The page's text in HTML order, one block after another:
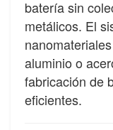
batería sin
metálicos. El
aluminio o
fabricación de
eficientes.